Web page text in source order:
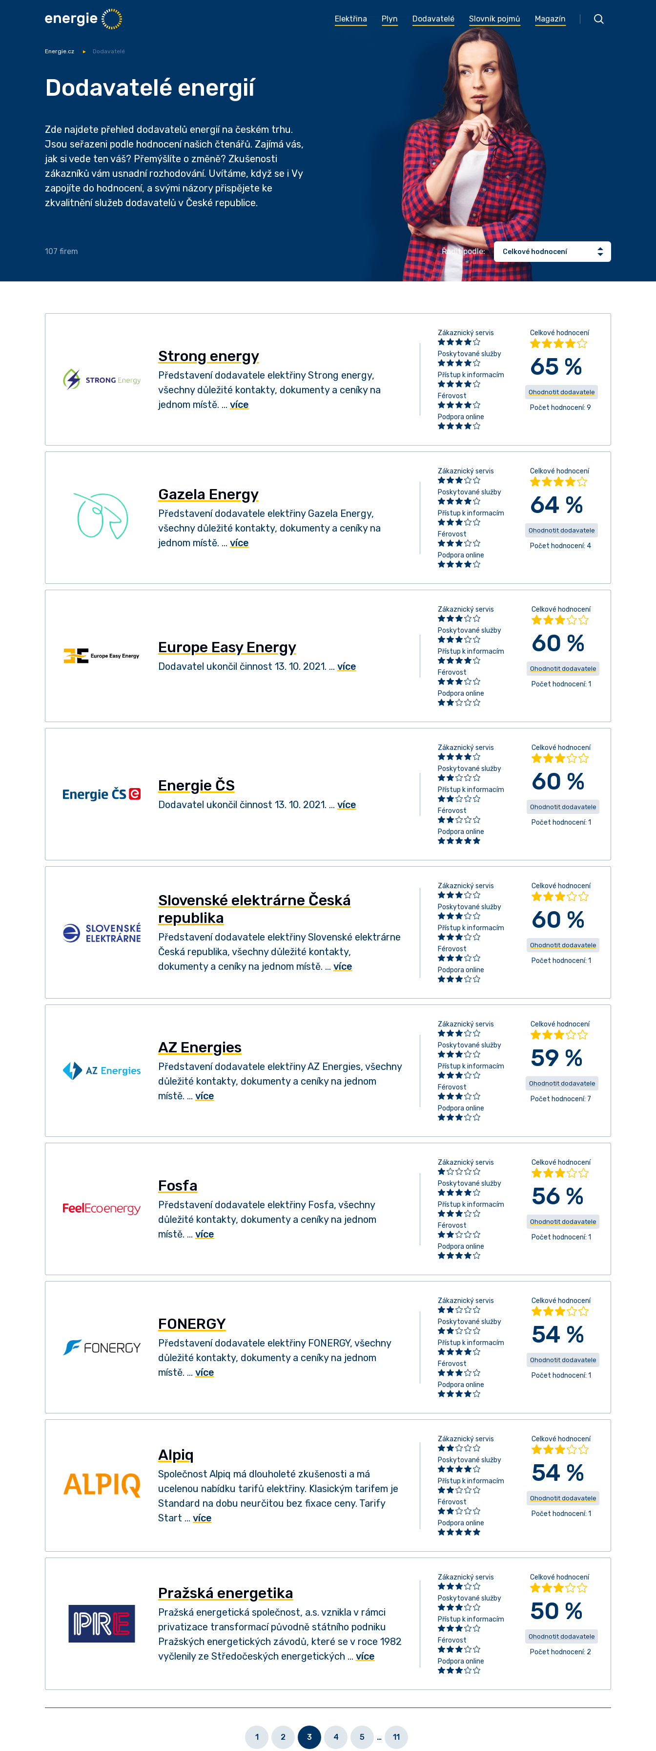
Elektřina Plyn Dodavatelé Slovník pojmů Magazín
Energie.cz Dodavatelé
Dodavatelé energií
Zde najdete přehled dodavatelů energií na českém trhu.
Jsou seřazeni podle hodnocení našich čtenářů. Zajímá vás,
jak si vede ten váš? Přemýšlíte o změně? Zkušenosti
zákazníků vám usnadní rozhodování. Uvítáme, když se i Vy
zapojíte do hodnocení, a svými názory přispějete ke
zkvalitnění služeb dodavatelů v České republice.
107 firem Řadit podle:
Strong energy
Představení dodavatele elektřiny Strong energy,
všechny důležité kontakty, dokumenty a ceníky na
jednom místě. … více
Zákaznický servis
Poskytované služby
Přístup k informacím
Férovost
Podpora online
Celkové hodnocení
65 %
Ohodnotit dodavatele
Počet hodnocení: 9
Gazela Energy
Představení dodavatele elektřiny Gazela Energy,
všechny důležité kontakty, dokumenty a ceníky na
jednom místě. … více
Zákaznický servis
Poskytované služby
Přístup k informacím
Férovost
Podpora online
Celkové hodnocení
64 %
Ohodnotit dodavatele
Počet hodnocení: 4
Europe Easy Energy
Dodavatel ukončil činnost 13. 10. 2021. … více
Zákaznický servis
Poskytované služby
Přístup k informacím
Férovost
Podpora online
Celkové hodnocení
60 %
Ohodnotit dodavatele
Počet hodnocení: 1
Energie ČS
Dodavatel ukončil činnost 13. 10. 2021. … více
Zákaznický servis
Poskytované služby
Přístup k informacím
Férovost
Podpora online
Celkové hodnocení
60 %
Ohodnotit dodavatele
Počet hodnocení: 1
Slovenské elektrárne Česká
republika
Představení dodavatele elektřiny Slovenské elektrárne
Česká republika, všechny důležité kontakty,
dokumenty a ceníky na jednom místě. … více
Zákaznický servis
Poskytované služby
Přístup k informacím
Férovost
Podpora online
Celkové hodnocení
60 %
Ohodnotit dodavatele
Počet hodnocení: 1
AZ Energies
Představení dodavatele elektřiny AZ Energies, všechny
důležité kontakty, dokumenty a ceníky na jednom
místě. … více
Zákaznický servis
Poskytované služby
Přístup k informacím
Férovost
Podpora online
Celkové hodnocení
59 %
Ohodnotit dodavatele
Počet hodnocení: 7
Fosfa
Představení dodavatele elektřiny Fosfa, všechny
důležité kontakty, dokumenty a ceníky na jednom
místě. … více
Zákaznický servis
Poskytované služby
Přístup k informacím
Férovost
Podpora online
Celkové hodnocení
56 %
Ohodnotit dodavatele
Počet hodnocení: 1
FONERGY
Představení dodavatele elektřiny FONERGY, všechny
důležité kontakty, dokumenty a ceníky na jednom
místě. … více
Zákaznický servis
Poskytované služby
Přístup k informacím
Férovost
Podpora online
Celkové hodnocení
54 %
Ohodnotit dodavatele
Počet hodnocení: 1
Alpiq
Společnost Alpiq má dlouholeté zkušenosti a má
ucelenou nabídku tarifů elektřiny. Klasickým tarifem je
Standard na dobu neurčitou bez fixace ceny. Tarify
Start … více
Zákaznický servis
Poskytované služby
Přístup k informacím
Férovost
Podpora online
Celkové hodnocení
54 %
Ohodnotit dodavatele
Počet hodnocení: 1
Pražská energetika
Pražská energetická společnost, a.s. vznikla v rámci
privatizace transformací původně státního podniku
Pražských energetických závodů, které se v roce 1982
vyčlenily ze Středočeských energetických … více
Zákaznický servis
Poskytované služby
Přístup k informacím
Férovost
Podpora online
Celkové hodnocení
50 %
Ohodnotit dodavatele
Počet hodnocení: 2
1 2 3 4 5 … 11